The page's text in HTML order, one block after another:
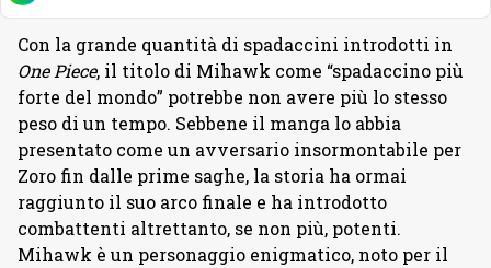
Con la grande quantità di spadaccini introdotti in
One Piece, il titolo di Mihawk come “spadaccino più
forte del mondo” potrebbe non avere più lo stesso
peso di un tempo. Sebbene il manga lo abbia
presentato come un avversario insormontabile per
Zoro fin dalle prime saghe, la storia ha ormai
raggiunto il suo arco finale e ha introdotto
combattenti altrettanto, se non più, potenti.
Mihawk è un personaggio enigmatico, noto per il